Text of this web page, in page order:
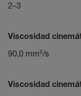
2–3
Viscosidad
90,0 mm²/s
Viscosidad